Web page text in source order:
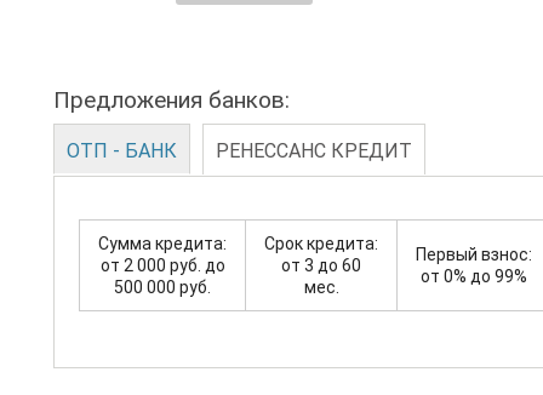
Предложения банков:
ОТП - БАНК РЕНЕССАНС КРЕДИТ
Сумма кредита:
от 2 000 руб. до
500 000 руб.
Срок кредита:
от 3 до 60
мес.
Первый взнос:
от 0% до 99%